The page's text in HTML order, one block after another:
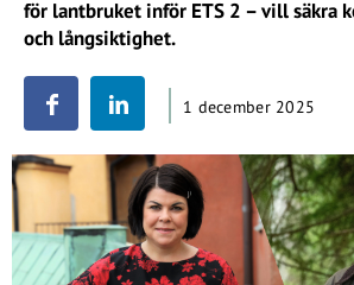
för lantbruket inför ETS 2 – vill säkra
och långsiktighet.
1 december 2025